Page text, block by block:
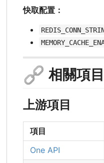
快取配置：
🔗 相關項目
上游項目
項目
One API